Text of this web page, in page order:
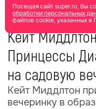
Посещая сайт super.ru, Вы
обработки персональных
файлов cookie, указанных в
главная новости о
09 мая 05:23
Кейт
Принцессы
на садовую
Кейт Миддлтон
вечеринку в